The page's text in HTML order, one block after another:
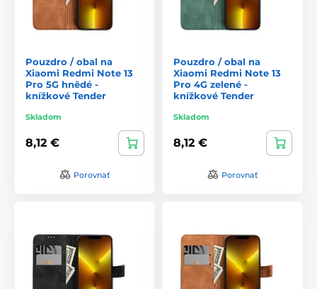
Pouzdro / obal na
Xiaomi Redmi Note 13
Pro 5G hnědé -
knížkové Tender
Skladom
8,12 €
Porovnať
Pouzdro / obal na
Xiaomi Redmi Note 13
Pro 4G zelené -
knížkové Tender
Skladom
8,12 €
Porovnať